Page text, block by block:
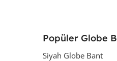
Popüler Globe
Siyah Globe Bant